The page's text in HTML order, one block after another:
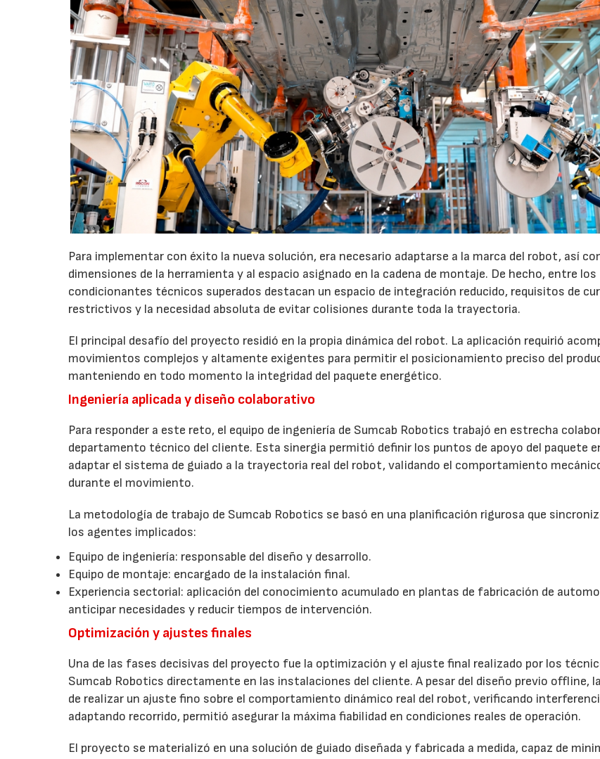
Para implementar con éxito la nueva solución, era necesario adaptarse a la marca del robot, así
dimensiones de la herramienta y al espacio asignado en la cadena de montaje. De hecho, entre los
condicionantes técnicos superados destacan un espacio de integración reducido, requisitos de
restrictivos y la necesidad absoluta de evitar colisiones durante toda la trayectoria.
El principal desafío del proyecto residió en la propia dinámica del robot. La aplicación requirió
movimientos complejos y altamente exigentes para permitir el posicionamiento preciso del
manteniendo en todo momento la integridad del paquete energético.
Ingeniería aplicada y diseño colaborativo
Para responder a este reto, el equipo de ingeniería de Sumcab Robotics trabajó en estrecha
departamento técnico del cliente. Esta sinergia permitió definir los puntos de apoyo del paquete
adaptar el sistema de guiado a la trayectoria real del robot, validando el comportamiento
durante el movimiento.
La metodología de trabajo de Sumcab Robotics se basó en una planificación rigurosa que
los agentes implicados:
Equipo de ingeniería: responsable del diseño y desarrollo.
Equipo de montaje: encargado de la instalación final.
Experiencia sectorial: aplicación del conocimiento acumulado en plantas de fabricación de
anticipar necesidades y reducir tiempos de intervención.
Optimización y ajustes finales
Una de las fases decisivas del proyecto fue la optimización y el ajuste final realizado por los
Sumcab Robotics directamente en las instalaciones del cliente. A pesar del diseño previo offline,
de realizar un ajuste fino sobre el comportamiento dinámico real del robot, verificando
adaptando recorrido, permitió asegurar la máxima fiabilidad en condiciones reales de operación.
El proyecto se materializó en una solución de guiado diseñada y fabricada a medida, capaz de